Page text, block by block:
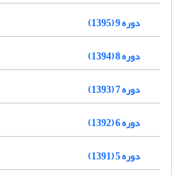
دوره 9 (1395)
دوره 8 (1394)
دوره 7 (1393)
دوره 6 (1392)
دوره 5 (1391)